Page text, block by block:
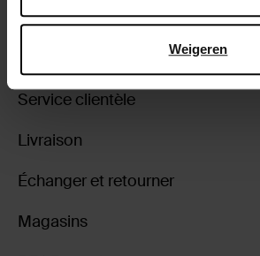
Weigeren
Service clientèle
Livraison
Échanger et retourner
Magasins